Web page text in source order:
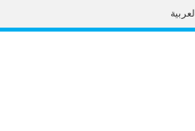
العربية